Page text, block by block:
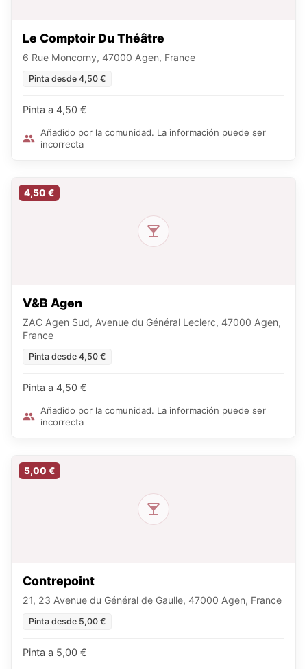
Le Comptoir Du Théâtre
6 Rue Moncorny, 47000 Agen, France
Pinta desde 4,50 €
Pinta a 4,50 €
Añadido por la comunidad. La información puede ser
incorrecta
4,50 €
V&B Agen
ZAC Agen Sud, Avenue du Général Leclerc, 47000 Agen,
France
Pinta desde 4,50 €
Pinta a 4,50 €
Añadido por la comunidad. La información puede ser
incorrecta
5,00 €
Contrepoint
21, 23 Avenue du Général de Gaulle, 47000 Agen, France
Pinta desde 5,00 €
Pinta a 5,00 €